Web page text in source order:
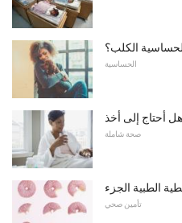
الكلب؟
الحساسية
صحة شاملة
تأمين صحي